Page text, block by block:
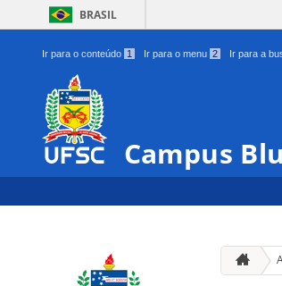
BRASIL
Ir para o conteúdo 1 Ir para o menu 2 Ir para a
Campus